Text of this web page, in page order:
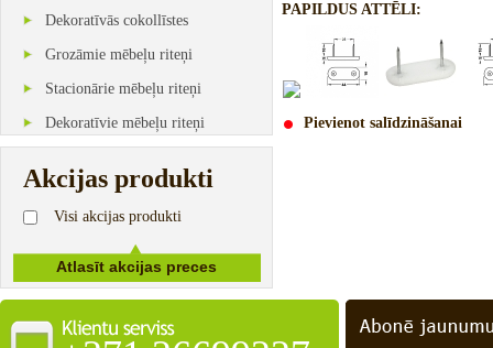
Dekoratīvās cokollīstes
Grozāmie mēbeļu riteņi
Stacionārie mēbeļu riteņi
Dekoratīvie mēbeļu riteņi
Akcijas produkti
Visi akcijas produkti
PAPILDUS ATTĒLI:
Pievienot salīdzināšanai